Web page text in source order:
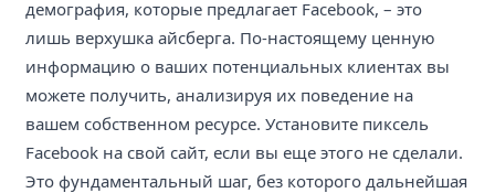
демография, которые предлагает Facebook, – это
лишь верхушка айсберга. По-настоящему ценную
информацию о ваших потенциальных клиентах вы
можете получить, анализируя их поведение на
вашем собственном ресурсе. Установите пиксель
Facebook на свой сайт, если вы еще этого не сделали.
Это фундаментальный шаг, без которого дальнейшая